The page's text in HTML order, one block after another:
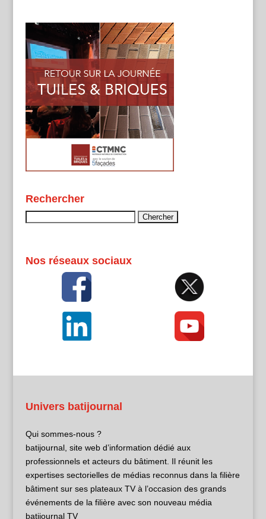
Rechercher
Nos réseaux sociaux
Univers batijournal
Qui sommes-nous ?
batijournal, site web d’information dédié aux
professionnels et acteurs du bâtiment. Il réunit les
expertises sectorielles de médias reconnus dans la filière
bâtiment sur ses plateaux TV à l’occasion des grands
événements de la filière avec son nouveau média
batijournal TV